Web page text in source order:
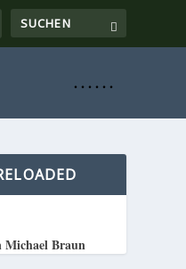
. . . . . .
Michael Braun